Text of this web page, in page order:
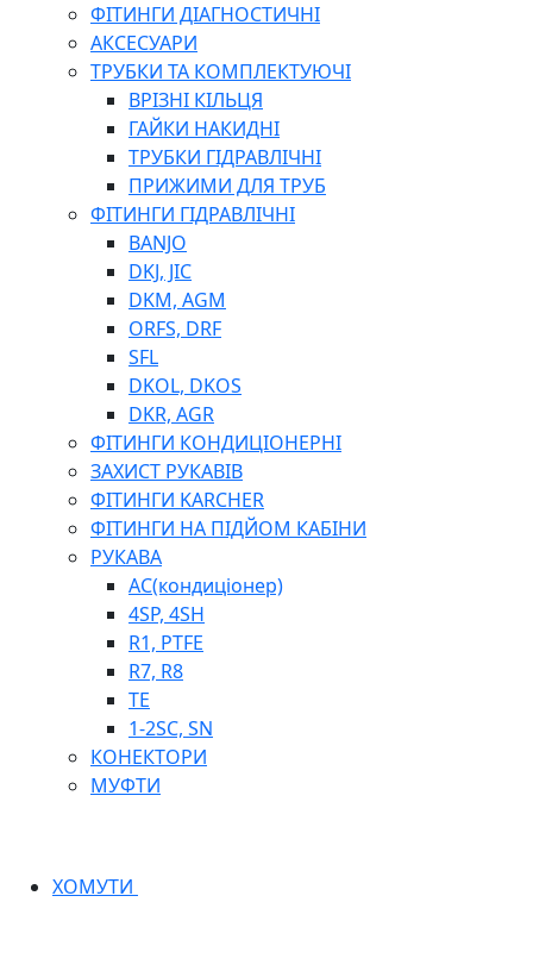
ФІТИНГИ ДІАГНОСТИЧНІ
АКСЕСУАРИ
ТРУБКИ ТА КОМПЛЕКТУЮЧІ
ВРІЗНІ КІЛЬЦЯ
ГАЙКИ НАКИДНІ
ТРУБКИ ГІДРАВЛІЧНІ
ПРИЖИМИ ДЛЯ ТРУБ
ФІТИНГИ ГІДРАВЛІЧНІ
BANJO
DKJ, JIC
DKM, AGM
ORFS, DRF
SFL
DKOL, DKOS
DKR, AGR
ФІТИНГИ КОНДИЦІОНЕРНІ
ЗАХИСТ РУКАВІВ
ФІТИНГИ KARCHER
ФІТИНГИ НА ПІДЙОМ КАБІНИ
РУКАВА
AC(кондиціонер)
4SP, 4SH
R1, PTFE
R7, R8
TE
1-2SC, SN
КОНЕКТОРИ
МУФТИ
ХОМУТИ